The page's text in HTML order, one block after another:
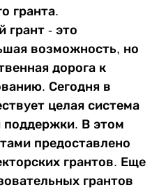
гранта.
грант - это
возможность, но
дорога к
Сегодня в
целая система
поддержки. В этом
предоставлено
грантов. Еще
грантов